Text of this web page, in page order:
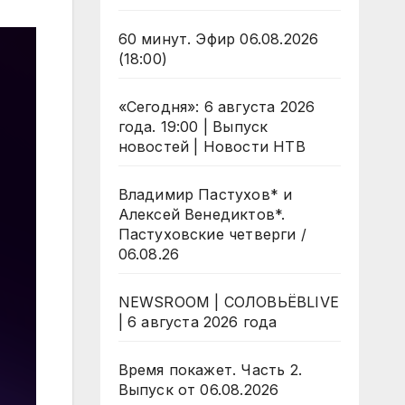
60 минут. Эфир 06.08.2026
(18:00)
«Сегодня»: 6 августа 2026
года. 19:00 | Выпуск
новостей | Новости НТВ
Владимир Пастухов* и
Алексей Венедиктов*.
Пастуховские четверги /
06.08.26
NEWSROOM | СОЛОВЬЁВLIVE
| 6 августа 2026 года
Время покажет. Часть 2.
Выпуск от 06.08.2026